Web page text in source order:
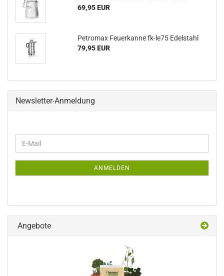
69,95 EUR
Petromax Feuerkanne fk-le75 Edelstahl
79,95 EUR
Newsletter-Anmeldung
ZUR
E-
Mail
ANMELDEN
Angebote